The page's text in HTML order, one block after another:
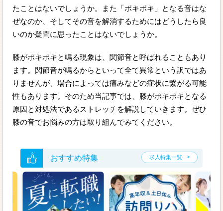
たことはないでしょうか。また「ポキポキ」となる音はな
ぜなのか、そしてその音を解消するためにはどうしたら良
いのか疑問に思ったことはないでしょうか。
膝がポキポキと鳴る現象は、関節音と呼ばれることもあり
ます。関節音が鳴るからといって全て異常という訳ではあ
りませんが、場合によっては痛みなどの症状に繋がる可能
性もあります。そのため当記事では、膝がポキポキとなる
原因と対処法であるストレッチを解説していきます。ぜひ
膝の音でお悩みの方は取り組んでみてください。
おすすめ特集 求人特集一覧